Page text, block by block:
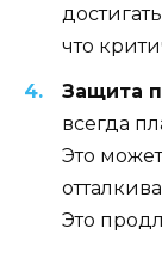
что
Защита
всегда
Это
Это